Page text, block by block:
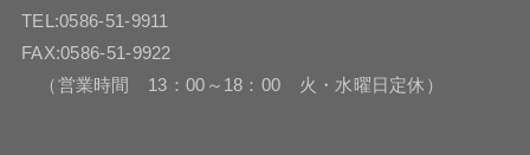
TEL:0586-51-9911
FAX:0586-51-9922
（営業時間 13：00～18：00 火・水曜日定休）